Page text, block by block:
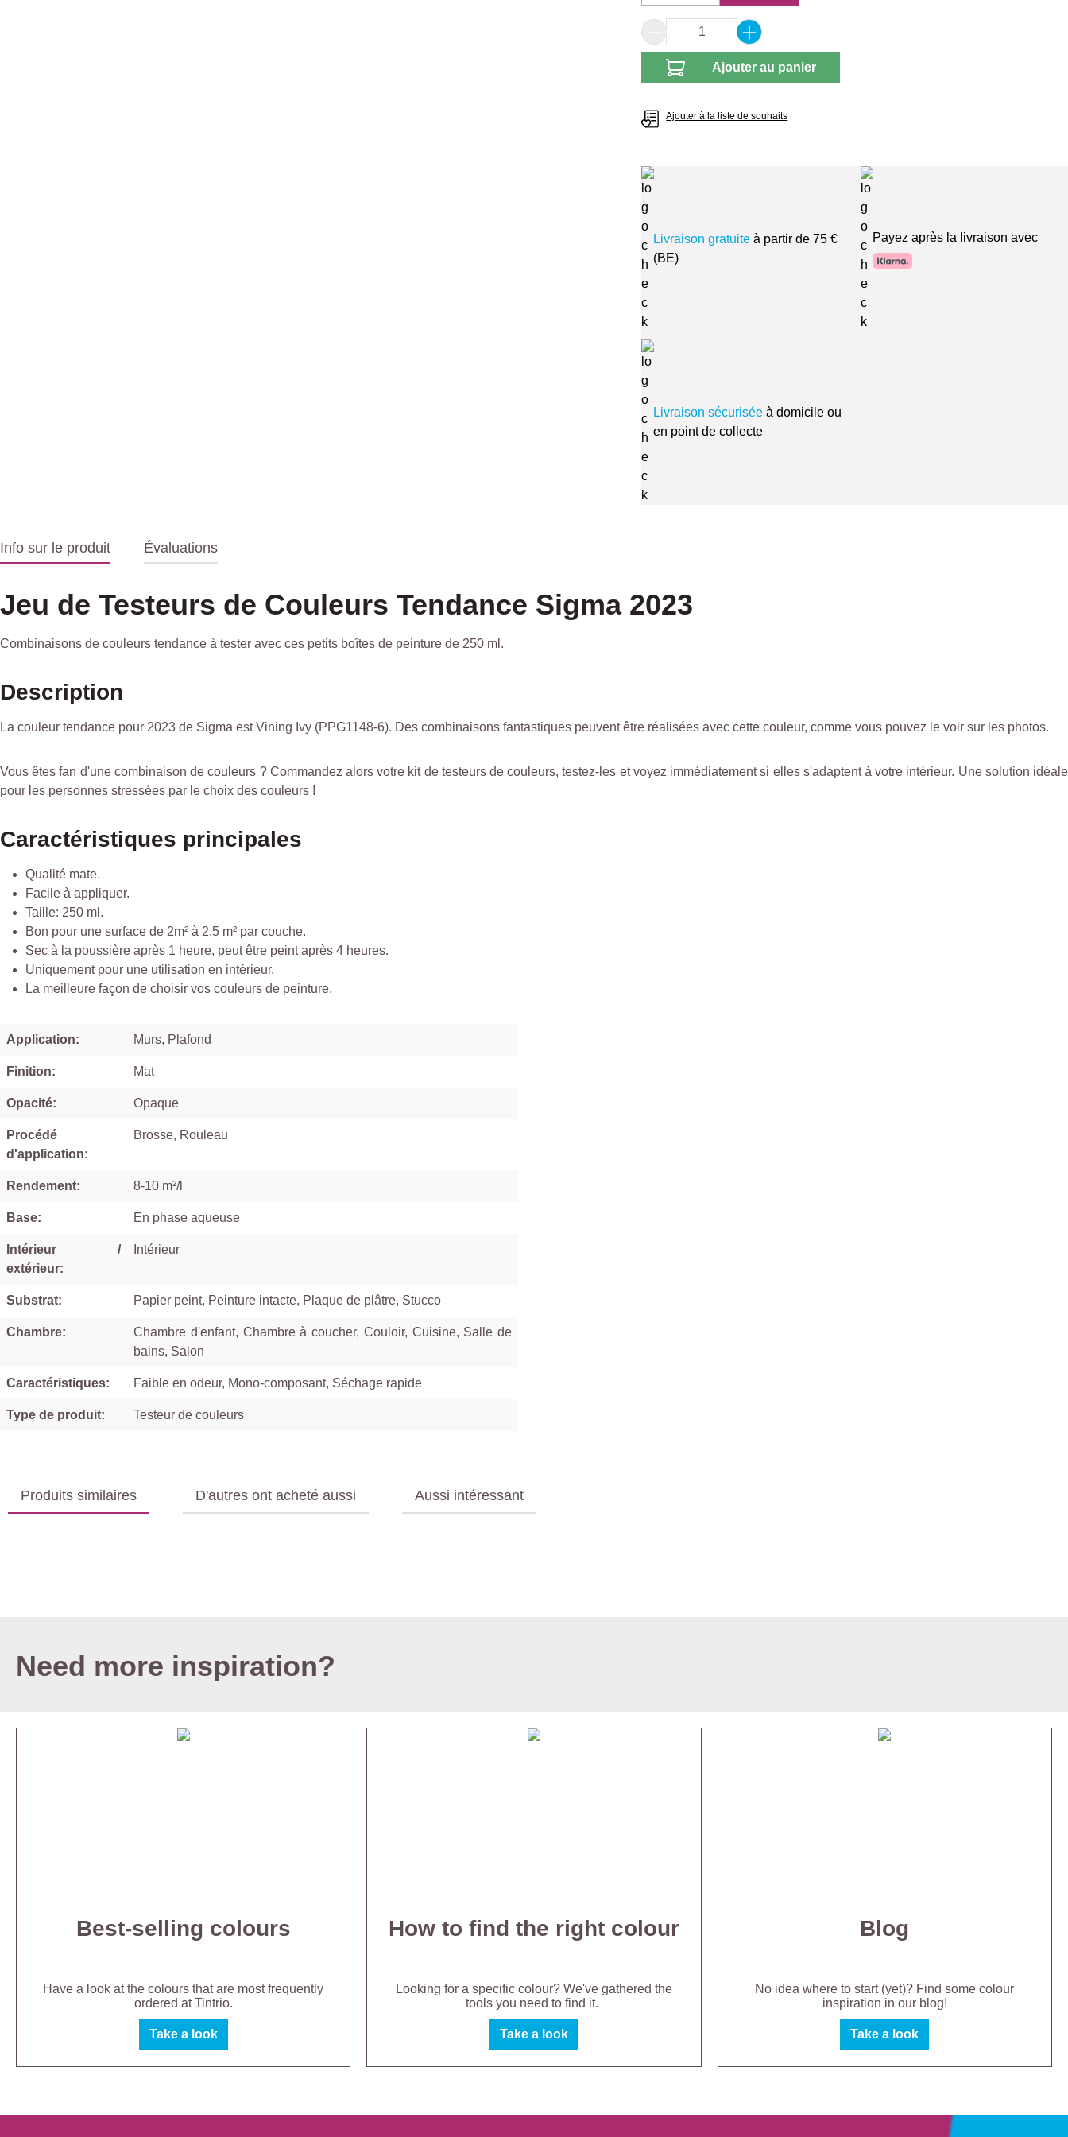
Quantité de produit : Entrez la quantité souhaitée
Ajouter au panier
Ajouter à la liste de souhaits
Livraison gratuite à partir de 75 €
(BE)
Payez après la livraison avec
Livraison sécurisée à domicile ou
en point de collecte
Info sur le produit Évaluations
Jeu de Testeurs de Couleurs Tendance Sigma 2023
Combinaisons de couleurs tendance à tester avec ces petits boîtes de peinture de 250 ml.
Description
La couleur tendance pour 2023 de Sigma est Vining Ivy (PPG1148-6). Des combinaisons fantastiques peuvent être réalisées avec cette couleur, comme vous pouvez le voir sur les photos.
Vous êtes fan d'une combinaison de couleurs ? Commandez alors votre kit de testeurs de couleurs, testez-les et voyez immédiatement si elles s'adaptent à votre intérieur. Une solution idéale
pour les personnes stressées par le choix des couleurs !
Caractéristiques principales
Qualité mate.
Facile à appliquer.
Taille: 250 ml.
Bon pour une surface de 2m² à 2,5 m² par couche.
Sec à la poussière après 1 heure, peut être peint après 4 heures.
Uniquement pour une utilisation en intérieur.
La meilleure façon de choisir vos couleurs de peinture.
Application: Murs, Plafond
Finition: Mat
Opacité: Opaque
Procédé
d'application:
Brosse, Rouleau
Rendement: 8-10 m²/l
Base: En phase aqueuse
Intérieur /
extérieur:
Intérieur
Substrat: Papier peint, Peinture intacte, Plaque de plâtre, Stucco
Chambre:
Chambre d'enfant, Chambre à coucher, Couloir, Cuisine, Salle de
bains, Salon
Caractéristiques: Faible en odeur, Mono-composant, Séchage rapide
Type de produit: Testeur de couleurs
Produits similaires D'autres ont acheté aussi Aussi intéressant
Need more inspiration?
Best-selling colours
Have a look at the colours that are most frequently
ordered at Tintrio.
Take a look
How to find the right colour
Looking for a specific colour? We've gathered the
tools you need to find it.
Take a look
Blog
No idea where to start (yet)? Find some colour
inspiration in our blog!
Take a look